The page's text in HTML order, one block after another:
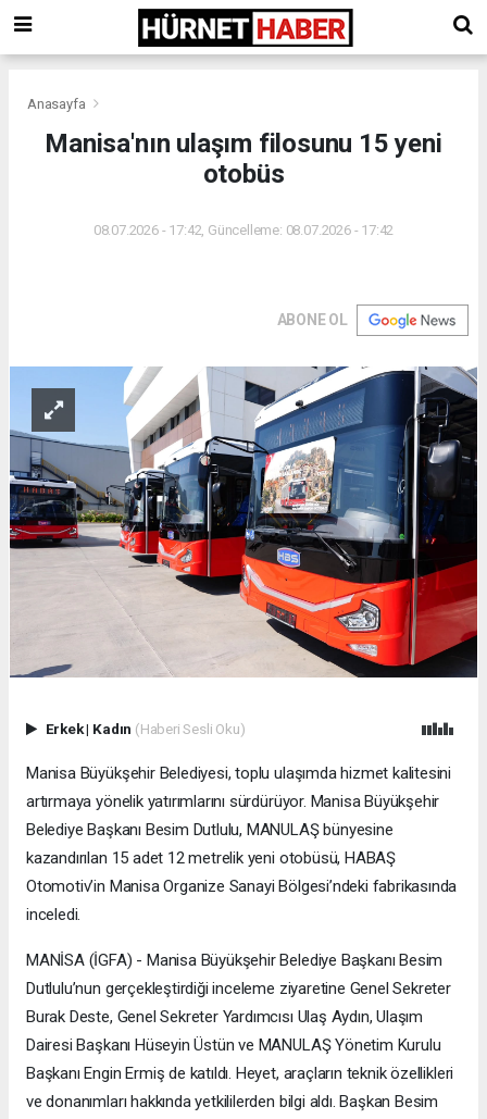
Anasayfa
Manisa'nın ulaşım filosunu 15 yeni
otobüs
08.07.2026 - 17:42, Güncelleme: 08.07.2026 - 17:42
ABONE OL
Erkek| Kadın (Haberi Sesli Oku)
Manisa Büyükşehir Belediyesi, toplu ulaşımda hizmet kalitesini
artırmaya yönelik yatırımlarını sürdürüyor. Manisa Büyükşehir
Belediye Başkanı Besim Dutlulu, MANULAŞ bünyesine
kazandırılan 15 adet 12 metrelik yeni otobüsü, HABAŞ
Otomotiv’in Manisa Organize Sanayi Bölgesi’ndeki fabrikasında
inceledi.
MANİSA (İGFA) - Manisa Büyükşehir Belediye Başkanı Besim
Dutlulu’nun gerçekleştirdiği inceleme ziyaretine Genel Sekreter
Burak Deste, Genel Sekreter Yardımcısı Ulaş Aydın, Ulaşım
Dairesi Başkanı Hüseyin Üstün ve MANULAŞ Yönetim Kurulu
Başkanı Engin Ermiş de katıldı. Heyet, araçların teknik özellikleri
ve donanımları hakkında yetkililerden bilgi aldı. Başkan Besim